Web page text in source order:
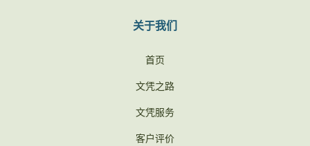
关于我们
首页
文凭之路
文凭服务
客户评价